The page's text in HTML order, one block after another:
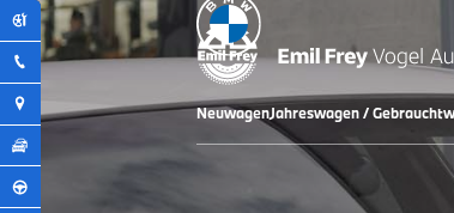
NeuwagenJahreswagen /